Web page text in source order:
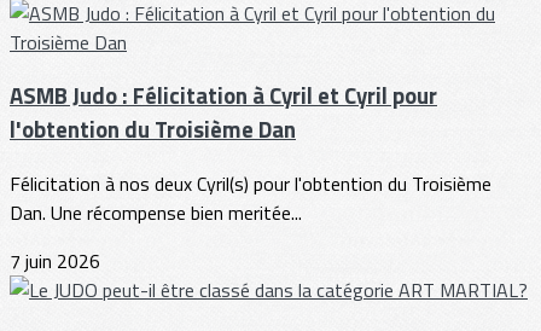
ASMB Judo : Félicitation à Cyril et Cyril pour
l'obtention du Troisième Dan
Félicitation à nos deux Cyril(s) pour l'obtention du Troisième
Dan. Une récompense bien meritée...
7 juin 2026